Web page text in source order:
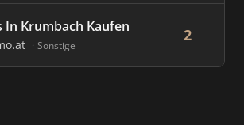
In Krumbach Kaufen
Sonstige
2